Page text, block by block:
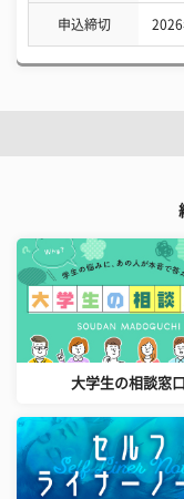
申込締切
大学生の相談窓口